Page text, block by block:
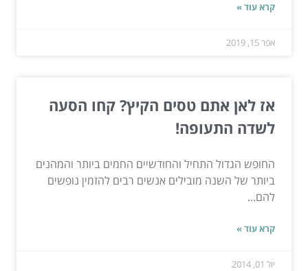
קרא עוד »
אפר 15, 2019
אז לאן אתם טסים הקיץ? קחו הסעה
לשדה התעופה!
החופש הגדול התחיל והחודשיים החמים ביותר והמהנים
ביותר של השנה מובילים אנשים רבים להזמין נופשים
להם...
קרא עוד »
יול 01, 2014